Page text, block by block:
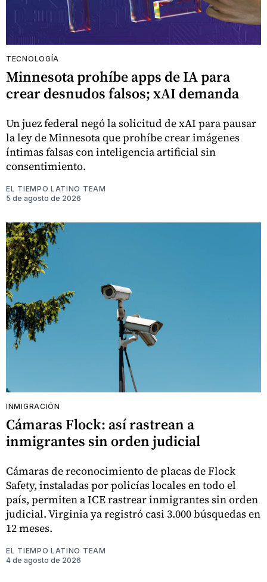
TECNOLOGÍA
Minnesota prohíbe apps de IA para
crear desnudos falsos; xAI demanda
Un juez federal negó la solicitud de xAI para pausar
la ley de Minnesota que prohíbe crear imágenes
íntimas falsas con inteligencia artificial sin
consentimiento.
EL TIEMPO LATINO TEAM
5 de agosto de 2026
INMIGRACIÓN
Cámaras Flock: así rastrean a
inmigrantes sin orden judicial
Cámaras de reconocimiento de placas de Flock
Safety, instaladas por policías locales en todo el
país, permiten a ICE rastrear inmigrantes sin orden
judicial. Virginia ya registró casi 3.000 búsquedas en
12 meses.
EL TIEMPO LATINO TEAM
4 de agosto de 2026